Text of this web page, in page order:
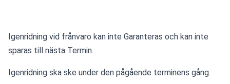
Igenridning vid frånvaro kan inte Garanteras och kan inte
sparas till nästa Termin.
Igenridning ska ske under den pågående terminens gång.